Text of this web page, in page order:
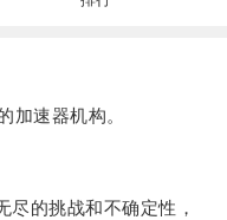
速器机构。
的挑战和不确定性，